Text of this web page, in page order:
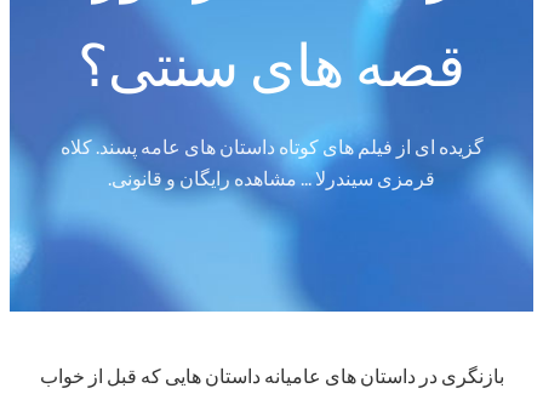
قصه های سنتی؟
گزیده ای از فیلم های کوتاه داستان های عامه پسند. کلاه
قرمزی سیندرلا ... مشاهده رایگان و قانونی.
بازنگری در داستان های عامیانه داستان هایی که قبل از خواب